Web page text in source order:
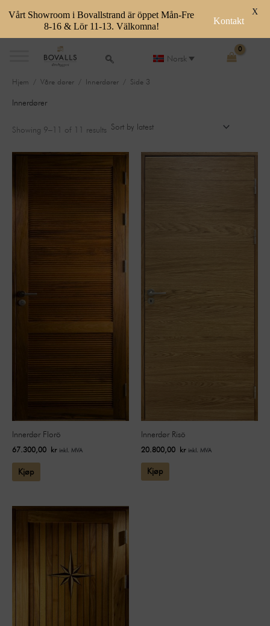
Norsk
Hjem / Våre dører / Innerdører / Side 3
Innerdører
Showing 9–11 of 11 results
Sorted
latest
Innerdør Florö
67.300,00 kr inkl. MVA
Kjøp
Innerdør Risö
20.800,00 kr inkl. MVA
Kjøp
Vårt Showroom i Bovallstrand är öppet Mån-Fre
8-16 & Lör 11-13. Välkomna!
Kontakt
X